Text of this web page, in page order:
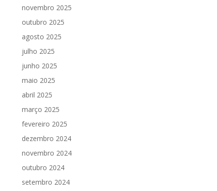
novembro 2025
outubro 2025
agosto 2025
julho 2025
junho 2025
maio 2025
abril 2025
março 2025
fevereiro 2025
dezembro 2024
novembro 2024
outubro 2024
setembro 2024